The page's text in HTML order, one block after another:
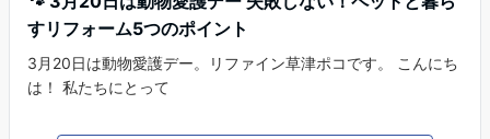
すリフォーム5つのポイント
3月20日は動物愛護デー。リファイン草津ポコです。 こんにち
は！ 私たちにとって